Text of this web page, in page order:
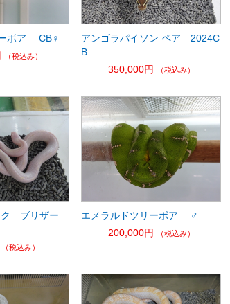
ーボア CB♀
（税込み）
アンゴラパイソン ペア 2024C
B
350,000円
（税込み）
ク ブリザー
（税込み）
エメラルドツリーボア ♂
200,000円
（税込み）